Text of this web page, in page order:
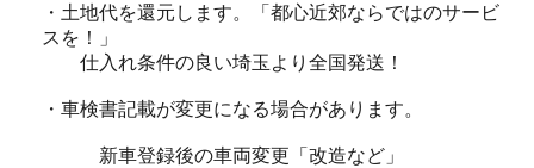
・土地代を還元します。「都心近郊ならではのサービ
スを！」
仕入れ条件の良い埼玉より全国発送！
・車検書記載が変更になる場合があります。
新車登録後の車両変更「改造など」